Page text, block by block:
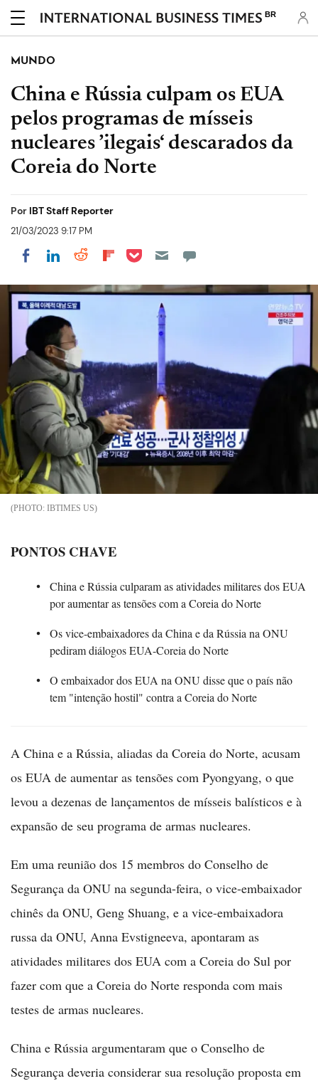
BR
MUNDO
China e Rússia culpam os EUA
pelos programas de mísseis
nucleares ’ilegais‘ descarados da
Coreia do Norte
Por IBT Staff Reporter
21/03/2023 9:17 PM
Share on Facebook
Share on LinkedIn
Share on Reddit
Share on Flipboard
Share on Pocket
IBTIMES US
PONTOS CHAVE
China e Rússia culparam as atividades militares dos EUA
por aumentar as tensões com a Coreia do Norte
Os vice-embaixadores da China e da Rússia na ONU
pediram diálogos EUA-Coreia do Norte
O embaixador dos EUA na ONU disse que o país não
tem "intenção hostil" contra a Coreia do Norte
A China e a Rússia, aliadas da Coreia do Norte, acusam
os EUA de aumentar as tensões com Pyongyang, o que
levou a dezenas de lançamentos de mísseis balísticos e à
expansão de seu programa de armas nucleares.
Em uma reunião dos 15 membros do Conselho de
Segurança da ONU na segunda-feira, o vice-embaixador
chinês da ONU, Geng Shuang, e a vice-embaixadora
russa da ONU, Anna Evstigneeva, apontaram as
atividades militares dos EUA com a Coreia do Sul por
fazer com que a Coreia do Norte responda com mais
testes de armas nucleares.
China e Rússia argumentaram que o Conselho de
Segurança deveria considerar sua resolução proposta em